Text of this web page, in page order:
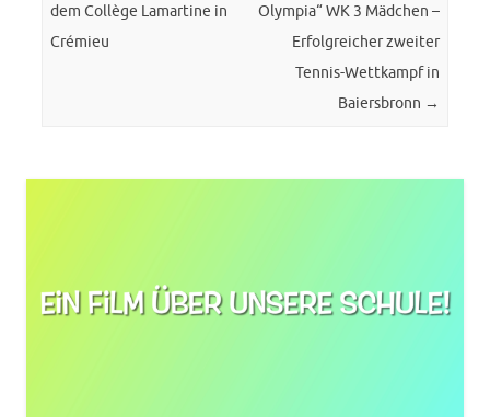
dem Collège Lamartine in
Crémieu
Olympia“ WK 3 Mädchen –
Erfolgreicher zweiter
Tennis-Wettkampf in
Baiersbronn →